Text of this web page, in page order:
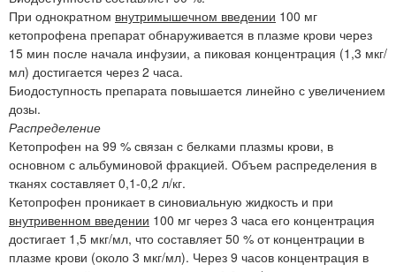
При однократном внутримышечном введении 100 мг
кетопрофена препарат обнаруживается в плазме крови через
15 мин после начала инфузии, а пиковая концентрация (1,3 мкг/
мл) достигается через 2 часа.
Биодоступность препарата повышается линейно с увеличением
дозы.
Распределение
Кетопрофен на 99 % связан с белками плазмы крови, в
основном с альбуминовой фракцией. Объем распределения в
тканях составляет 0,1-0,2 л/кг.
Кетопрофен проникает в синовиальную жидкость и при
внутривенном введении 100 мг через 3 часа его концентрация
достигает 1,5 мкг/мл, что составляет 50 % от концентрации в
плазме крови (около 3 мкг/мл). Через 9 часов концентрация в